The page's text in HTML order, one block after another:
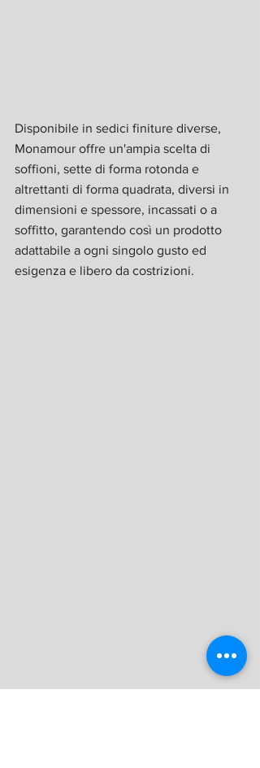
Disponibile in sedici finiture diverse,
Monamour offre un'ampia scelta di
soffioni, sette di forma rotonda e
altrettanti di forma quadrata, diversi in
dimensioni e spessore, incassati o a
soffitto, garantendo così un prodotto
adattabile a ogni singolo gusto ed
esigenza e libero da costrizioni.